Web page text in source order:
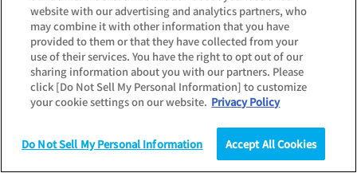
統計（データ） コラム
見通し／PickUpトピック
最新調査更新日：2026.07.23
調査対象：
企業
非正規雇用の給与・待遇に関する企業調査
website with our advertising and analytics partners, who
may combine it with other information that you have
provided to them or that they have collected from your
use of their services. You have the right to opt out of our
sharing information about you with our partners. Please
click [Do Not Sell My Personal Information] to customize
your cookie settings on our website. Privacy Policy
Do Not Sell My Personal Information Accept All Cookies